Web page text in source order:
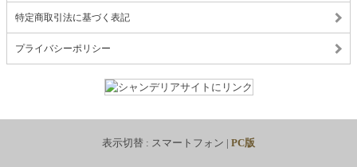
特定商取引法に基づく表記
プライバシーポリシー
表示切替 : スマートフォン | PC版